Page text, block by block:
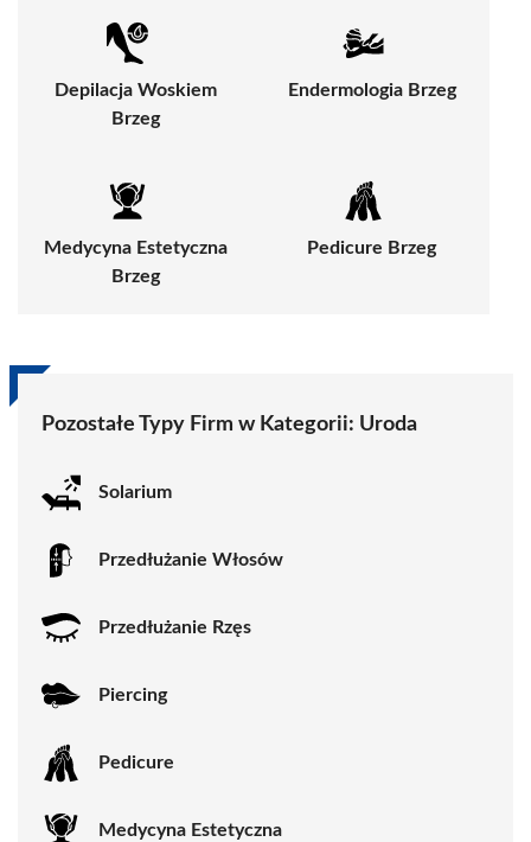
Depilacja Woskiem
Brzeg
Endermologia Brzeg
Medycyna Estetyczna
Brzeg
Pedicure Brzeg
Pozostałe Typy Firm w Kategorii: Uroda
Solarium
Przedłużanie Włosów
Przedłużanie Rzęs
Piercing
Pedicure
Medycyna Estetyczna